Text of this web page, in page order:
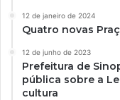
12 de janeiro de 2024
Quatro novas
12 de junho de 2023
Prefeitura de
pública sobre a
cultura